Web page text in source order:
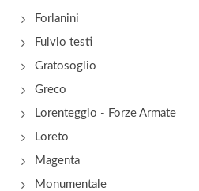
Forlanini
Fulvio testi
Gratosoglio
Greco
Lorenteggio - Forze Armate
Loreto
Magenta
Monumentale